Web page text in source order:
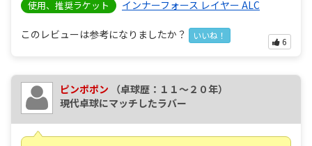
使用、推奨ラケット インナーフォース レイヤー ALC
このレビューは参考になりましたか？ いいね！
6
ピンポポン
（卓球歴：１１～２０年）
現代卓球にマッチしたラバー